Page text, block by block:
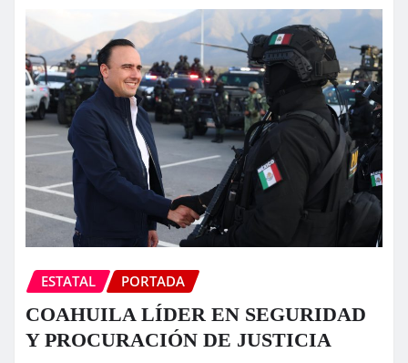
ESTATAL PORTADA
COAHUILA LÍDER EN SEGURIDAD
Y PROCURACIÓN DE JUSTICIA